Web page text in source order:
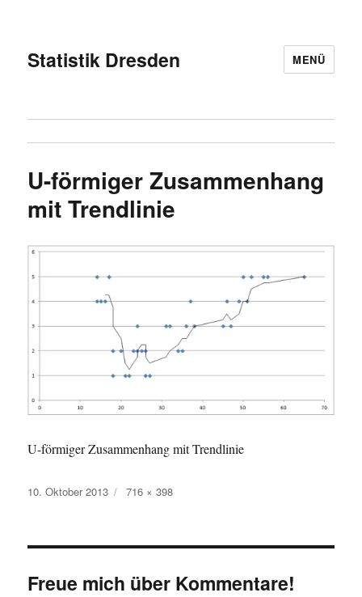
Statistik Dresden MENÜ
U-förmiger Zusammenhang
mit Trendlinie
U-förmiger Zusammenhang mit Trendlinie
Veröffentlicht
10. Oktober 2013 Originalgröße
716 × 398
Freue mich über Kommentare!